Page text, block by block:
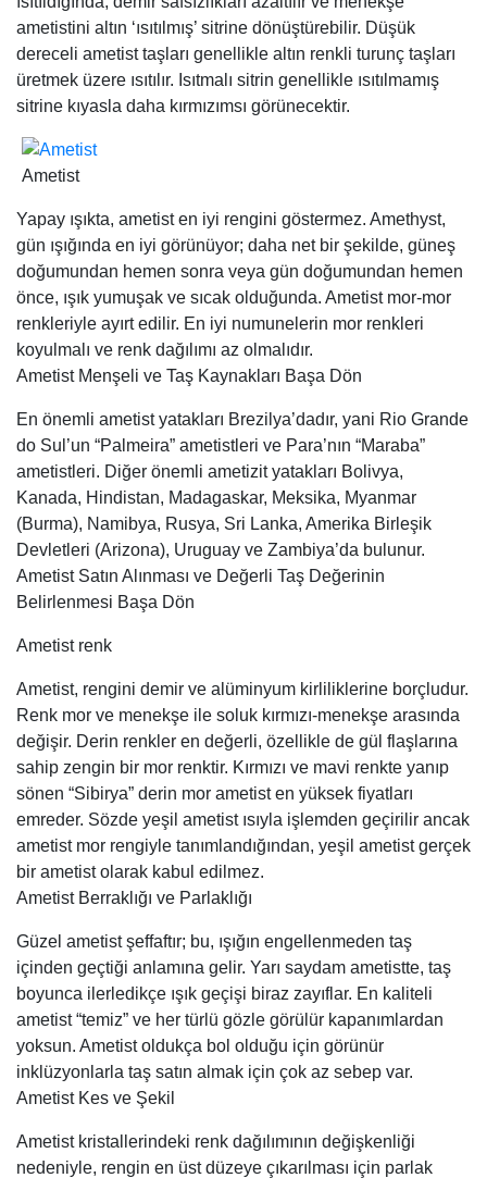
ametistini altın ‘ısıtılmış’ sitrine dönüştürebilir. Düşük
dereceli ametist taşları genellikle altın renkli turunç taşları
üretmek üzere ısıtılır. Isıtmalı sitrin genellikle ısıtılmamış
sitrine kıyasla daha kırmızımsı görünecektir.
Ametist
Yapay ışıkta, ametist en iyi rengini göstermez. Amethyst,
gün ışığında en iyi görünüyor; daha net bir şekilde, güneş
doğumundan hemen sonra veya gün doğumundan hemen
önce, ışık yumuşak ve sıcak olduğunda. Ametist mor-mor
renkleriyle ayırt edilir. En iyi numunelerin mor renkleri
koyulmalı ve renk dağılımı az olmalıdır.
Ametist Menşeli ve Taş Kaynakları Başa Dön
En önemli ametist yatakları Brezilya’dadır, yani Rio Grande
do Sul’un “Palmeira” ametistleri ve Para’nın “Maraba”
ametistleri. Diğer önemli ametizit yatakları Bolivya,
Kanada, Hindistan, Madagaskar, Meksika, Myanmar
(Burma), Namibya, Rusya, Sri Lanka, Amerika Birleşik
Devletleri (Arizona), Uruguay ve Zambiya’da bulunur.
Ametist Satın Alınması ve Değerli Taş Değerinin
Belirlenmesi Başa Dön
Ametist renk
Ametist, rengini demir ve alüminyum kirliliklerine borçludur.
Renk mor ve menekşe ile soluk kırmızı-menekşe arasında
değişir. Derin renkler en değerli, özellikle de gül flaşlarına
sahip zengin bir mor renktir. Kırmızı ve mavi renkte yanıp
sönen “Sibirya” derin mor ametist en yüksek fiyatları
emreder. Sözde yeşil ametist ısıyla işlemden geçirilir ancak
ametist mor rengiyle tanımlandığından, yeşil ametist gerçek
bir ametist olarak kabul edilmez.
Ametist Berraklığı ve Parlaklığı
Güzel ametist şeffaftır; bu, ışığın engellenmeden taş
içinden geçtiği anlamına gelir. Yarı saydam ametistte, taş
boyunca ilerledikçe ışık geçişi biraz zayıflar. En kaliteli
ametist “temiz” ve her türlü gözle görülür kapanımlardan
yoksun. Ametist oldukça bol olduğu için görünür
inklüzyonlarla taş satın almak için çok az sebep var.
Ametist Kes ve Şekil
Ametist kristallerindeki renk dağılımının değişkenliği
nedeniyle, rengin en üst düzeye çıkarılması için parlak